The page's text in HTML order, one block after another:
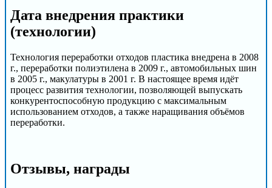
Дата внедрения практики
(технологии)
Технология переработки отходов пластика внедрена в 2008
г., переработки полиэтилена в 2009 г., автомобильных шин
в 2005 г., макулатуры в 2001 г. В настоящее время идёт
процесс развития технологии, позволяющей выпускать
конкурентоспособную продукцию с максимальным
использованием отходов, а также наращивания объёмов
переработки.
Отзывы, награды